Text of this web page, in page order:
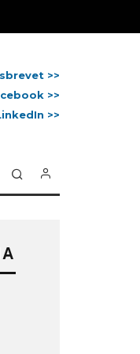
>>
>>
>>